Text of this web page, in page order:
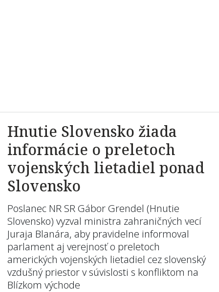
Hnutie Slovensko žiada
informácie o preletoch
vojenských lietadiel ponad
Slovensko
Poslanec NR SR Gábor Grendel (Hnutie
Slovensko) vyzval ministra zahraničných vecí
Juraja Blanára, aby pravidelne informoval
parlament aj verejnosť o preletoch
amerických vojenských lietadiel cez slovenský
vzdušný priestor v súvislosti s konfliktom na
Blízkom východe